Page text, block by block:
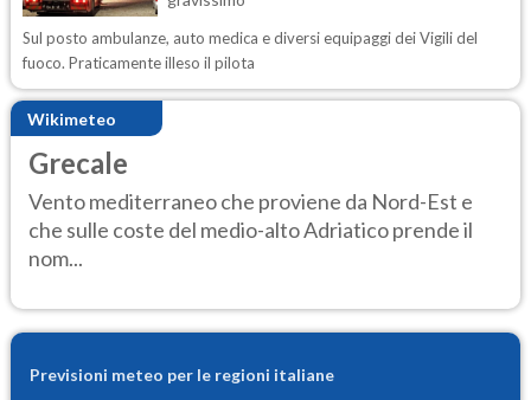
Sul posto ambulanze, auto medica e diversi equipaggi dei Vigili del
fuoco. Praticamente illeso il pilota
Wikimeteo
Grecale
Vento mediterraneo che proviene da Nord-Est e
che sulle coste del medio-alto Adriatico prende il
nom...
Previsioni meteo per le regioni italiane